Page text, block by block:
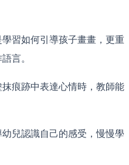
習如何引導孩子畫畫，更重
言。
痕跡中表達心情時，教師能
兒認識自己的感受，慢慢學